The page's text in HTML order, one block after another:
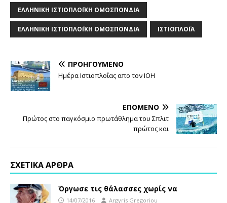
ΕΛΛΗΝΙΚΉ ΙΣΤΙΟΠΛΟΪΚΉ ΟΜΟΣΠΟΝΔΊΑ
ΕΛΛΗΝΙΚΗ ΙΣΤΙΟΠΛΟΪΚΗ ΟΜΟΣΠΟΝΔΙΑ ΙΣΤΙΟΠΛΟΪ́Α
ΠΡΟΗΓΟΎΜΕΝΟ
Ημέρα Ιστιοπλοΐας απο τον ΙΟΗ
ΕΠΌΜΕΝΟ
Πρώτος στο παγκόσμιο πρωτάθλημα του Σπλιτ
πρώτος και
ΣΧΕΤΙΚΆ ΆΡΘΡΑ
Όργωσε τις θάλασσες χωρίς να
14/07/2016 Argyris Gregoriou